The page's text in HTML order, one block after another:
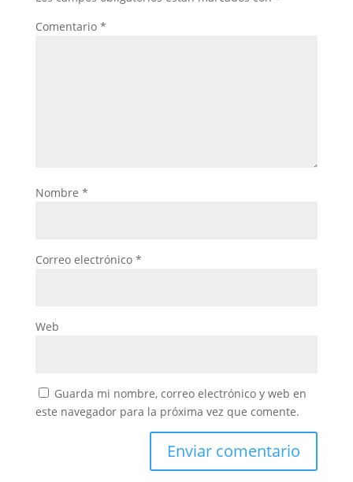
Comentario *
Nombre *
Correo electrónico *
Web
Guarda mi nombre, correo electrónico y web en
este navegador para la próxima vez que comente.